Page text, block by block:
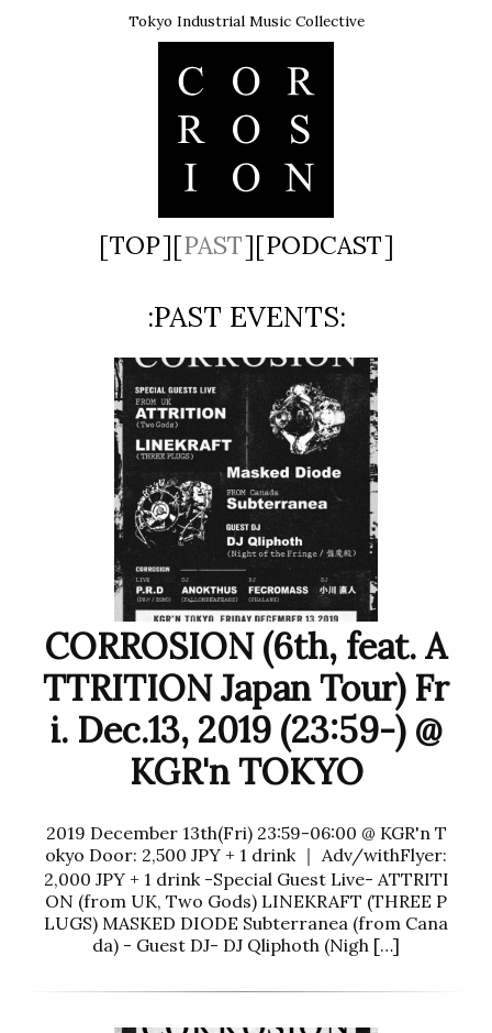
Tokyo Industrial Music Collective
TOP PAST PODCAST
PAST EVENTS
CORROSION (6th, feat. A
TTRITION Japan Tour) Fr
i. Dec.13, 2019 (23:59-) @
KGR'n TOKYO
2019 December 13th(Fri) 23:59-06:00 @ KGR'n T
okyo Door: 2,500 JPY + 1 drink ｜ Adv/withFlyer:
2,000 JPY + 1 drink -Special Guest Live- ATTRITI
ON (from UK, Two Gods) LINEKRAFT (THREE P
LUGS) MASKED DIODE Subterranea (from Cana
da) - Guest DJ- DJ Qliphoth (Nigh […]